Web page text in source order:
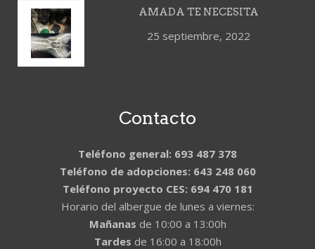
AMADA TE NECESITA
25 septiembre, 2022
Contacto
Teléfono general: 693 487 378
Teléfono de adopciones: 643 248 060
Teléfono proyecto CES: 694 470 181
Horario del albergue de lunes a viernes:
Mañanas de 10:00 a 13:00h
Tardes de 16:00 a 18:00h